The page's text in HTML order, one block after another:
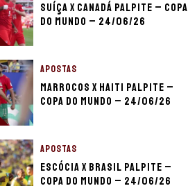
Suíça x Canadá palpite – Copa
do Mundo – 24/06/26
APOSTAS
Marrocos x Haiti palpite –
Copa do Mundo – 24/06/26
APOSTAS
Escócia x Brasil palpite –
Copa do Mundo – 24/06/26